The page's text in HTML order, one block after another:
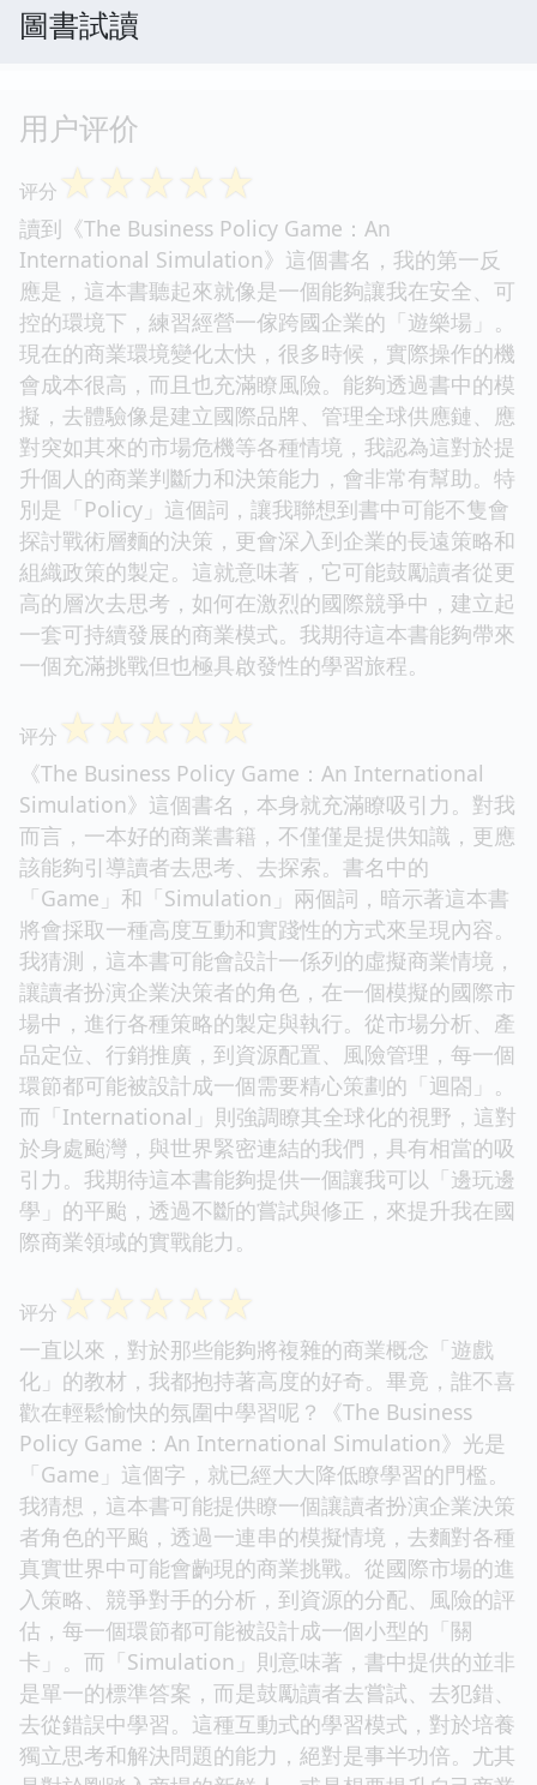
圖書試讀
用户评价
评分 ☆☆☆☆☆
讀到《The Business Policy Game：An
International Simulation》這個書名，我的第一反
應是，這本書聽起來就像是一個能夠讓我在安全、可
控的環境下，練習經營一傢跨國企業的「遊樂場」。
現在的商業環境變化太快，很多時候，實際操作的機
會成本很高，而且也充滿瞭風險。能夠透過書中的模
擬，去體驗像是建立國際品牌、管理全球供應鏈、應
對突如其來的市場危機等各種情境，我認為這對於提
升個人的商業判斷力和決策能力，會非常有幫助。特
別是「Policy」這個詞，讓我聯想到書中可能不隻會
探討戰術層麵的決策，更會深入到企業的長遠策略和
組織政策的製定。這就意味著，它可能鼓勵讀者從更
高的層次去思考，如何在激烈的國際競爭中，建立起
一套可持續發展的商業模式。我期待這本書能夠帶來
一個充滿挑戰但也極具啟發性的學習旅程。
评分 ☆☆☆☆☆
《The Business Policy Game：An International
Simulation》這個書名，本身就充滿瞭吸引力。對我
而言，一本好的商業書籍，不僅僅是提供知識，更應
該能夠引導讀者去思考、去探索。書名中的
「Game」和「Simulation」兩個詞，暗示著這本書
將會採取一種高度互動和實踐性的方式來呈現內容。
我猜測，這本書可能會設計一係列的虛擬商業情境，
讓讀者扮演企業決策者的角色，在一個模擬的國際市
場中，進行各種策略的製定與執行。從市場分析、產
品定位、行銷推廣，到資源配置、風險管理，每一個
環節都可能被設計成一個需要精心策劃的「迴閤」。
而「International」則強調瞭其全球化的視野，這對
於身處颱灣，與世界緊密連結的我們，具有相當的吸
引力。我期待這本書能夠提供一個讓我可以「邊玩邊
學」的平颱，透過不斷的嘗試與修正，來提升我在國
際商業領域的實戰能力。
评分 ☆☆☆☆☆
一直以來，對於那些能夠將複雜的商業概念「遊戲
化」的教材，我都抱持著高度的好奇。畢竟，誰不喜
歡在輕鬆愉快的氛圍中學習呢？《The Business
Policy Game：An International Simulation》光是
「Game」這個字，就已經大大降低瞭學習的門檻。
我猜想，這本書可能提供瞭一個讓讀者扮演企業決策
者角色的平颱，透過一連串的模擬情境，去麵對各種
真實世界中可能會齣現的商業挑戰。從國際市場的進
入策略、競爭對手的分析，到資源的分配、風險的評
估，每一個環節都可能被設計成一個小型的「關
卡」。而「Simulation」則意味著，書中提供的並非
是單一的標準答案，而是鼓勵讀者去嘗試、去犯錯、
去從錯誤中學習。這種互動式的學習模式，對於培養
獨立思考和解決問題的能力，絕對是事半功倍。尤其